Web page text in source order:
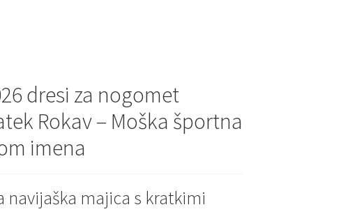
dresi za nogomet
Rokav – Moška športna
imena
navijaška majica s kratkimi